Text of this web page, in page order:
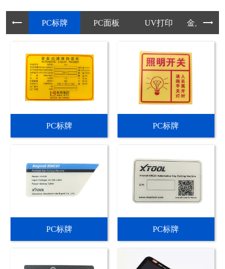
PC标牌 PC面板 UV打印 金属标牌
PC标牌 PC标牌
PC标牌 PC标牌